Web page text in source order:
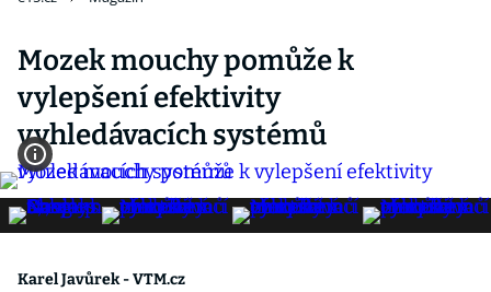
Mozek mouchy pomůže k
vylepšení efektivity
vyhledávacích systémů
Karel Javůrek - VTM.cz